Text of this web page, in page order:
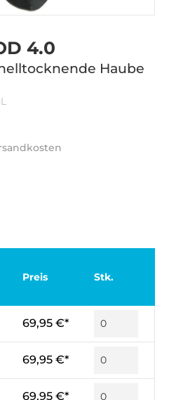
4.0
Haube
Preis Stk.
69,95 €*
69,95 €*
69,95 €*